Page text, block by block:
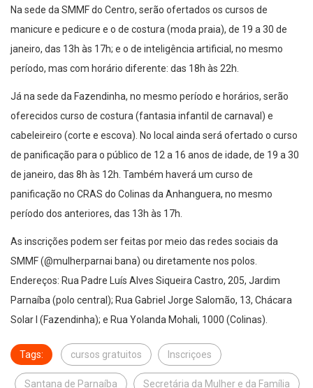
Na sede da SMMF do Centro, serão ofertados os cursos de
manicure e pedicure e o de costura (moda praia), de 19 a 30 de
janeiro, das 13h às 17h; e o de inteligência artificial, no mesmo
período, mas com horário diferente: das 18h às 22h.
Já na sede da Fazendinha, no mesmo período e horários, serão
oferecidos curso de costura (fantasia infantil de carnaval) e
cabeleireiro (corte e escova). No local ainda será ofertado o curso
de panificação para o público de 12 a 16 anos de idade, de 19 a 30
de janeiro, das 8h às 12h. Também haverá um curso de
panificação no CRAS do Colinas da Anhanguera, no mesmo
período dos anteriores, das 13h às 17h.
As inscrições podem ser feitas por meio das redes sociais da
SMMF (@mulherparnai bana) ou diretamente nos polos.
Endereços: Rua Padre Luís Alves Siqueira Castro, 205, Jardim
Parnaíba (polo central); Rua Gabriel Jorge Salomão, 13, Chácara
Solar I (Fazendinha); e Rua Yolanda Mohali, 1000 (Colinas).
Tags: cursos gratuitos Inscriçoes
Santana de Parnaíba Secretária da Mulher e da Família